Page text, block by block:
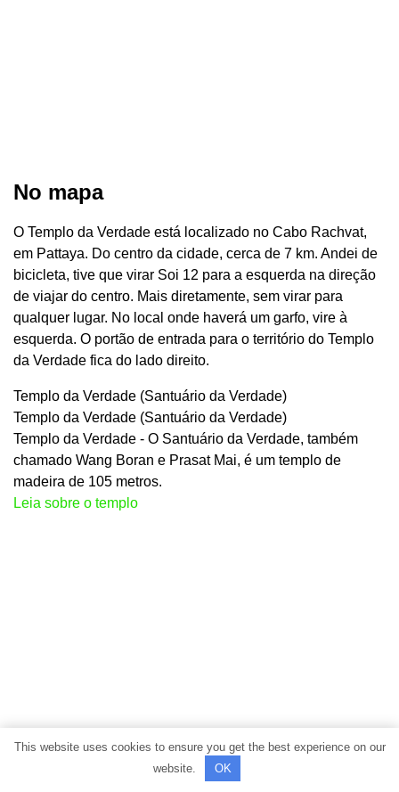
No mapa
O Templo da Verdade está localizado no Cabo Rachvat,
em Pattaya. Do centro da cidade, cerca de 7 km. Andei de
bicicleta, tive que virar Soi 12 para a esquerda na direção
de viajar do centro. Mais diretamente, sem virar para
qualquer lugar. No local onde haverá um garfo, vire à
esquerda. O portão de entrada para o território do Templo
da Verdade fica do lado direito.
Templo da Verdade (Santuário da Verdade)
Templo da Verdade (Santuário da Verdade)
Templo da Verdade - O Santuário da Verdade, também
chamado Wang Boran e Prasat Mai, é um templo de
madeira de 105 metros.
Leia sobre o templo
O Templo da Verdade - Santuário da Verdade, também
This website uses cookies to ensure you get the best experience on our
website.
OK